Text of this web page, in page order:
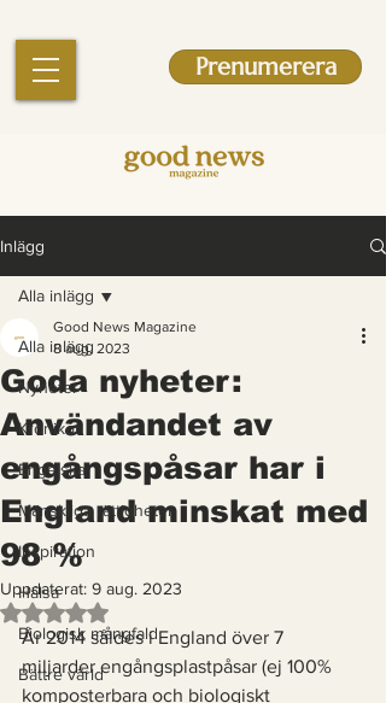
Prenumerera
Inlägg
Alla inlägg
Nyheter
Krönikor
Engelska
Mänskliga rättigheter
Inspiration
Hälsa
Biologisk mångfald
Bättre värld
Alla inlägg
Goda nyheter:
Användandet av
engångspåsar har i
England minskat med
98 %
Good News Magazine
8 aug. 2023
Uppdaterat: 9 aug. 2023
Betygsatt till NaN av 5 stjärnor.
År 2014 såldes i England över 7
miljarder engångsplastpåsar (ej 100%
komposterbara och biologiskt